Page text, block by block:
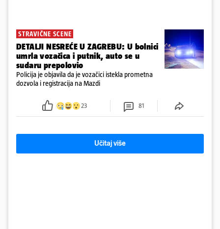
STRAVIČNE SCENE
DETALJI NESREĆE U ZAGREBU: U bolnici
umrla vozačica i putnik, auto se u
sudaru prepolovio
Policija je objavila da je vozačici istekla prometna
dozvola i registracija na Mazdi
23 81
Učitaj više